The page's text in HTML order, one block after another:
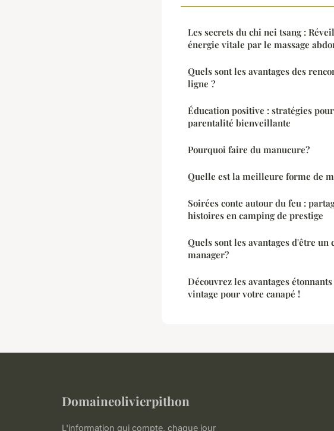
Les secrets du chi nei tsang :
énergie vitale par le massage
Quels sont les avantages des
ligne ?
Éducation positive : stratégies
parentalité bienveillante
Pourquoi faire du manucure?
Quelle est la meilleure forme de
Soirées conte autour du feu :
histoires en camping de prestige
Quels sont les avantages d'être un
manager?
Découvrez les avantages
vintage pour votre canapé !
Domaineolivierpithon
L'information qui compte, chaque jour